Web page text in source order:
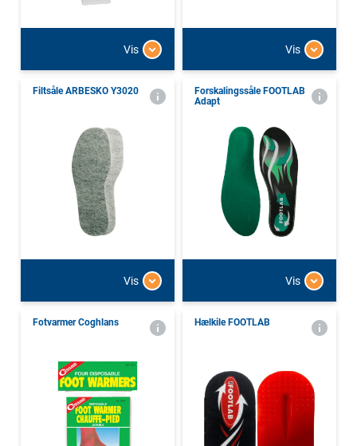
Vis Vis
Filtsåle ARBESKO Y3020
Vis
Forskalingssåle FOOTLAB
Adapt
Vis
Fotvarmer Coghlans Hælkile FOOTLAB